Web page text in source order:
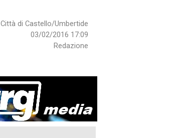
Città di Castello/Umbertide
03/02/2016 17:09
Redazione